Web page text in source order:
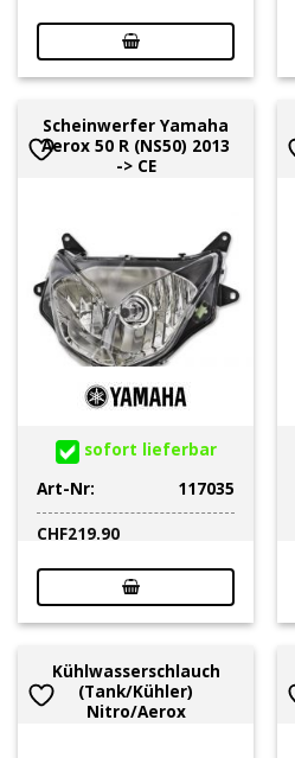
Scheinwerfer Yamaha
Aerox 50 R (NS50) 2013
-> CE
sofort lieferbar
Art-Nr:
117035
CHF219.90
Kühlwasserschlauch
(Tank/Kühler)
Nitro/Aerox